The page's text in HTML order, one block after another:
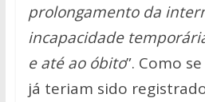
prolongamento da
incapacidade
e até ao óbito”. Como
já teriam sido